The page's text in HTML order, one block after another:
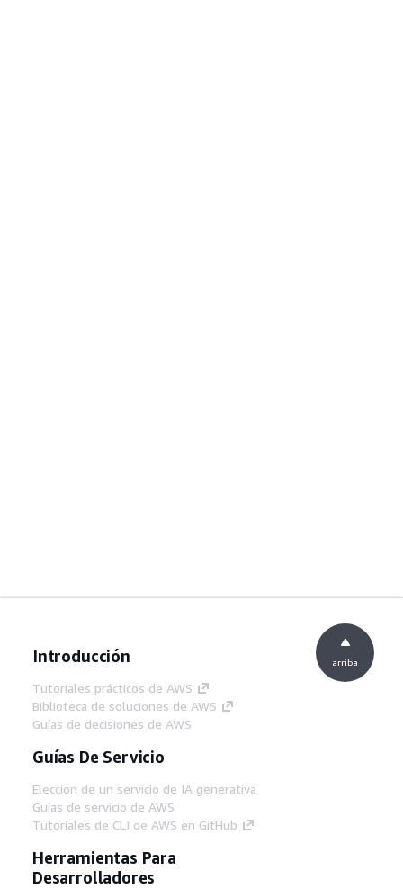
Introducción
Tutoriales prácticos de AWS
Biblioteca de soluciones de AWS
Guías de decisiones de AWS
Guías De Servicio
Elección de un servicio de IA generativa
Guías de servicio de AWS
Tutoriales de CLI de AWS en GitHub
Herramientas Para
Desarrolladores
arriba